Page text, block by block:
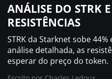
Trading
Onde comprar ?
ANÁLISE DO STRK
RESISTÊNCIAS
STRK da Starknet sobe
análise detalhada, as
esperar do preço do token.